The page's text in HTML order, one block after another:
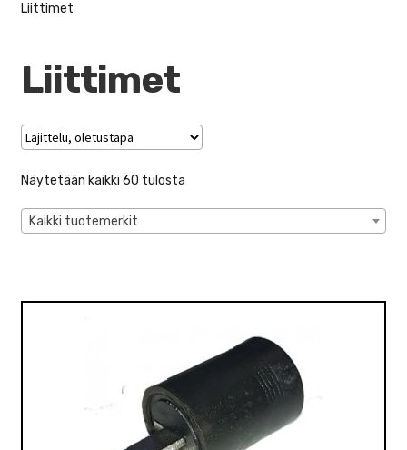
TARVIKKEET
KÄYTETYT
YRITYS
TARJOUKSET
Liittimet
Liittimet
Näytetään kaikki 60 tulosta
Kaikki tuotemerkit